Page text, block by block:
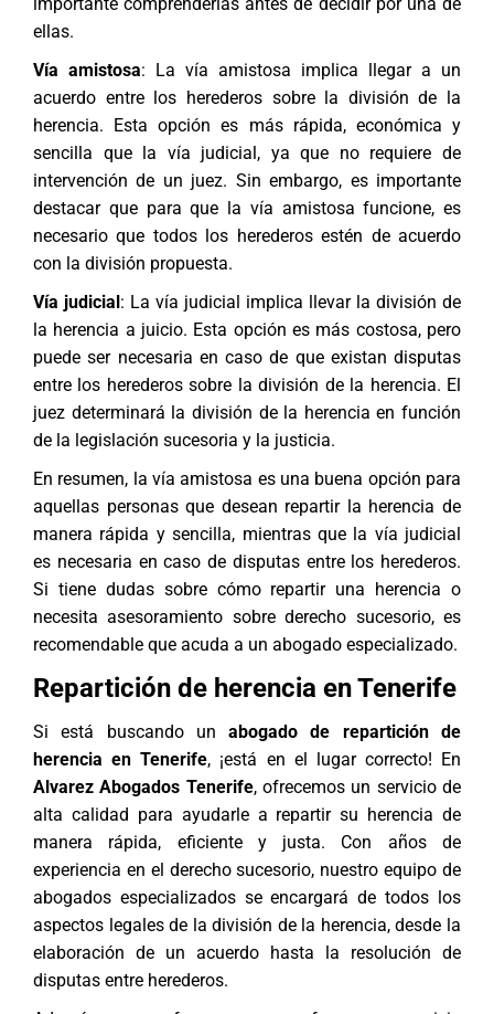
ellas.
Vía amistosa: La vía amistosa implica llegar a un
acuerdo entre los herederos sobre la división de la
herencia. Esta opción es más rápida, económica y
sencilla que la vía judicial, ya que no requiere de
intervención de un juez. Sin embargo, es importante
destacar que para que la vía amistosa funcione, es
necesario que todos los herederos estén de acuerdo
con la división propuesta.
Vía judicial: La vía judicial implica llevar la división de
la herencia a juicio. Esta opción es más costosa, pero
puede ser necesaria en caso de que existan disputas
entre los herederos sobre la división de la herencia. El
juez determinará la división de la herencia en función
de la legislación sucesoria y la justicia.
En resumen, la vía amistosa es una buena opción para
aquellas personas que desean repartir la herencia de
manera rápida y sencilla, mientras que la vía judicial
es necesaria en caso de disputas entre los herederos.
Si tiene dudas sobre cómo repartir una herencia o
necesita asesoramiento sobrederecho sucesorio, es
recomendable que acuda a un abogado especializado.
Repartición de herencia en Tenerife
Si está buscando unabogado de repartición de
herencia en Tenerife, ¡está en el lugar correcto! En
Alvarez Abogados Tenerife, ofrecemos un servicio de
alta calidad para ayudarle a repartir su herencia de
manera rápida, eficiente y justa. Con años de
experiencia en el derecho sucesorio, nuestro equipo de
abogados especializados se encargará de todos los
aspectos legales de la división de la herencia, desde la
elaboración de un acuerdo hasta la resolución de
disputas entre herederos.